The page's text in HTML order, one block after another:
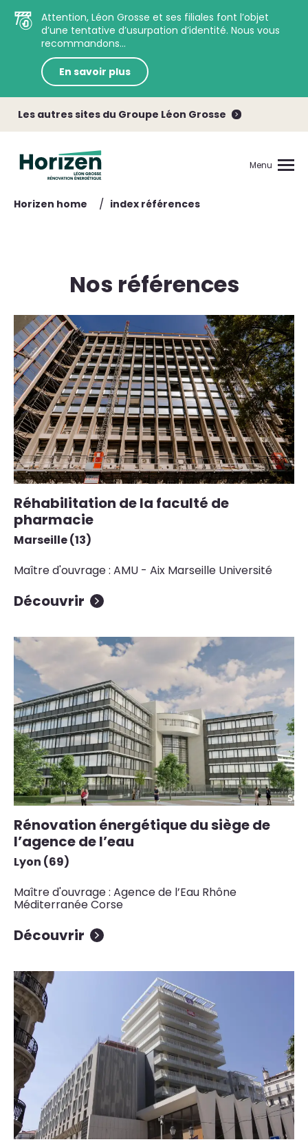
Attention, Léon Grosse et ses filiales font l’objet
d’une tentative d’usurpation d’identité. Nous vous
recommandons...
En savoir plus
Les autres sites du Groupe Léon Grosse
Menu
Horizen home / index références
Nos références
Réhabilitation de la faculté de
pharmacie
Marseille (13)
Maître d'ouvrage : AMU - Aix Marseille Université
Découvrir
Rénovation énergétique du siège de
l’agence de l’eau
Lyon (69)
Maître d'ouvrage : Agence de l’Eau Rhône
Méditerranée Corse
Découvrir